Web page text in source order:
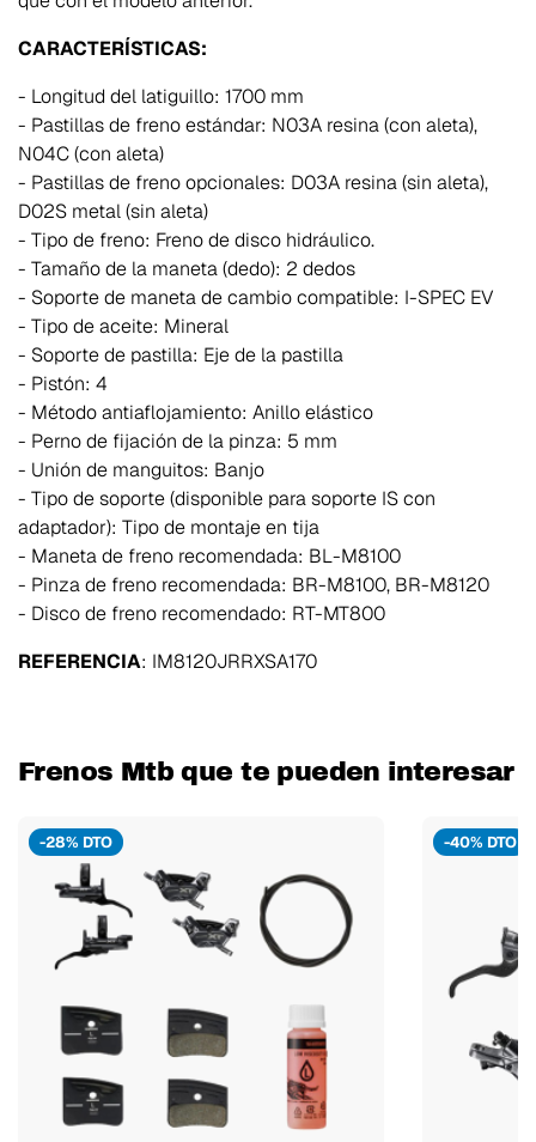
CARACTERÍSTICAS:
- Longitud del latiguillo: 1700 mm
- Pastillas de freno estándar: N03A resina (con aleta),
N04C (con aleta)
- Pastillas de freno opcionales: D03A resina (sin aleta),
D02S metal (sin aleta)
- Tipo de freno: Freno de disco hidráulico.
- Tamaño de la maneta (dedo): 2 dedos
- Soporte de maneta de cambio compatible: I-SPEC EV
- Tipo de aceite: Mineral
- Soporte de pastilla: Eje de la pastilla
- Pistón: 4
- Método antiaflojamiento: Anillo elástico
- Perno de fijación de la pinza: 5 mm
- Unión de manguitos: Banjo
- Tipo de soporte (disponible para soporte IS con
adaptador): Tipo de montaje en tija
- Maneta de freno recomendada: BL-M8100
- Pinza de freno recomendada: BR-M8100, BR-M8120
- Disco de freno recomendado: RT-MT800
REFERENCIA: IM8120JRRXSA170
Frenos Mtb que te pueden interesar
-28% DTO -40% DTO